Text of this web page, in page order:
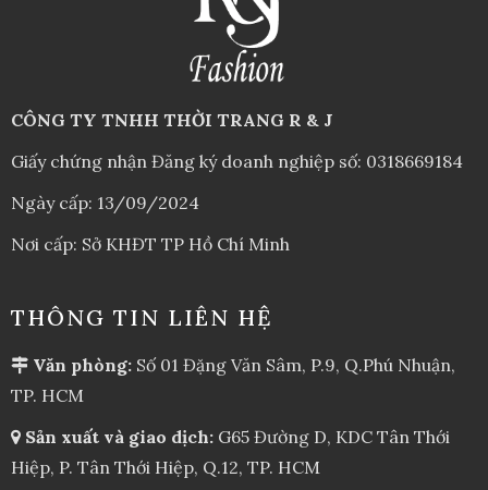
CÔNG TY TNHH THỜI TRANG R & J
Giấy chứng nhận Đăng ký doanh nghiệp số: 0318669184
Ngày cấp: 13/09/2024
Nơi cấp: Sở KHĐT TP Hồ Chí Minh
THÔNG TIN LIÊN HỆ
Văn phòng: Số 01 Đặng Văn Sâm, P.9, Q.Phú Nhuận,
TP. HCM
Sản xuất và giao dịch: G65 Đường D, KDC Tân Thới
Hiệp, P. Tân Thới Hiệp, Q.12, TP. HCM